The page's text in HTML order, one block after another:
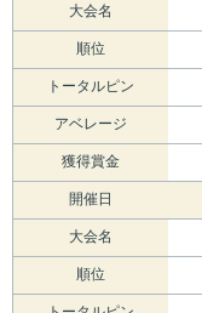
大会名
順位
トータルピン
アベレージ
獲得賞金
開催日
大会名
順位